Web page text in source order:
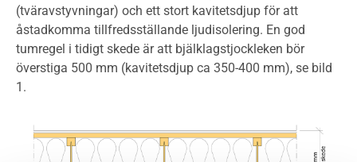
(tväravstyvningar) och ett stort kavitetsdjup för att
åstadkomma tillfredsställande ljudisolering. En god
tumregel i tidigt skede är att bjälklagstjockleken bör
överstiga 500 mm (kavitetsdjup ca 350-400 mm), se bild
1.